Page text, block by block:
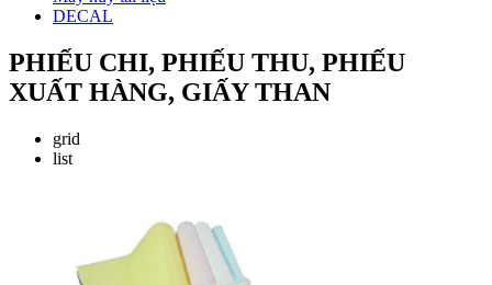
DECAL
PHIẾU CHI, PHIẾU THU, PHIẾU
XUẤT HÀNG, GIẤY THAN
grid
list